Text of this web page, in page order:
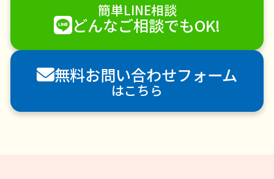
ハウスクリーニング
雪かき・雪下ろし
襖（ふすま）の張替え
空き家管理
各種代行
害獣駆除
防草シート施工
ナメクジ駆除
害虫駆除
簡単LINE相談
どんなご相談でもOK!
無料お問い合わせフォーム
はこちら